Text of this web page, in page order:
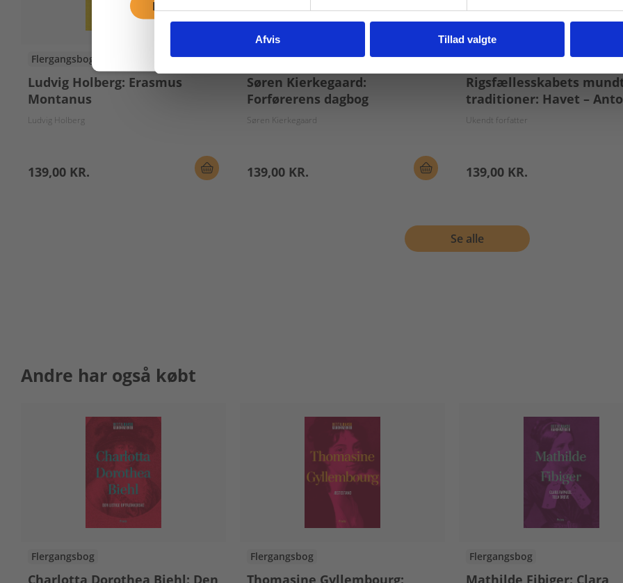
Afvis Tillad valgte
Flergangsbog
Ludvig Holberg: Erasmus
Montanus
Ludvig Holberg
139,00 KR.
Flergangsbog
Søren Kierkegaard:
Forførerens dagbog
Søren Kierkegaard
139,00 KR.
Flergangsbog
Rigsfællesskabets
traditioner: Havet –
Ukendt forfatter
139,00 KR.
Se alle
Andre har også købt
Flergangsbog
Charlotta Dorothea Biehl: Den
Flergangsbog
Thomasine Gyllembourg:
Flergangsbog
Mathilde Fibiger: Clara
Fortsæt som privat